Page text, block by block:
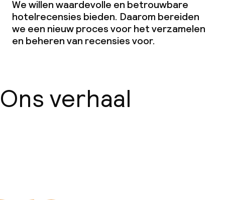
We willen waardevolle en betrouwbare
hotelrecensies bieden. Daarom bereiden
we een nieuw proces voor het verzamelen
en beheren van recensies voor.
Ons verhaal